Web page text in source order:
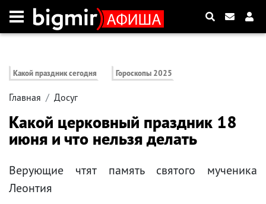
Какой праздник сегодня Гороскопы 2025
Главная Досуг
Какой церковный праздник 18
июня и что нельзя делать
Верующие чтят память святого мученика
Леонтия